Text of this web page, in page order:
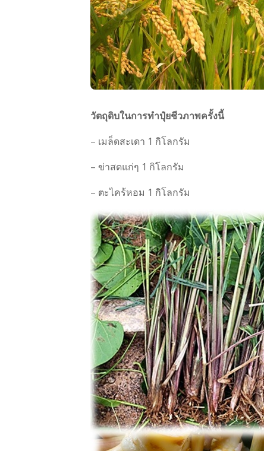
วัตถุดิบในการทำปุ๋ยชีวภาพครั้งนี้
– เมล็ดสะเดา 1 กิโลกรัม
– ข่าสดแก่ๆ 1 กิโลกรัม
– ตะไคร้หอม 1 กิโลกรัม